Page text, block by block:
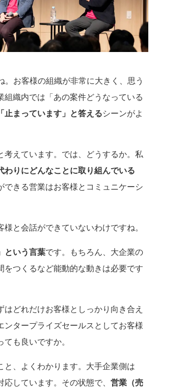
お客様の組織が非常に大きく、思う
織内では「あの案件どうなっている
止まっています」と答えるシーンがよ
えています。では、どうするか。私
りにどんなことに取り組んでいる
できる営業はお客様とコミュニケーシ
と会話ができていないわけですね。
という言葉です。もちろん、大企業の
つくるなど能動的な動きは必要です
どれだけお客様としっかり向き合え
タープライズセールスとしてお客様
も良いですか。
、よくわかります。大手企業側は
しています。その状態で、 営業（売